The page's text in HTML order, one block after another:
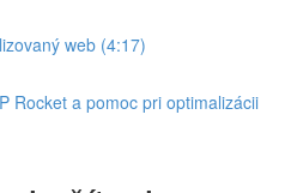
web (4:17)
Rocket a pomoc pri optimalizácii